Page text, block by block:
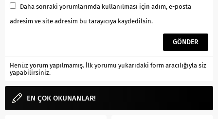
Daha sonraki yorumlarımda kullanılması için adım, e-posta
adresim ve site adresim bu tarayıcıya kaydedilsin.
Henüz yorum yapılmamış. İlk yorumu yukarıdaki form aracılığıyla siz
yapabilirsiniz.
EN ÇOK OKUNANLAR!